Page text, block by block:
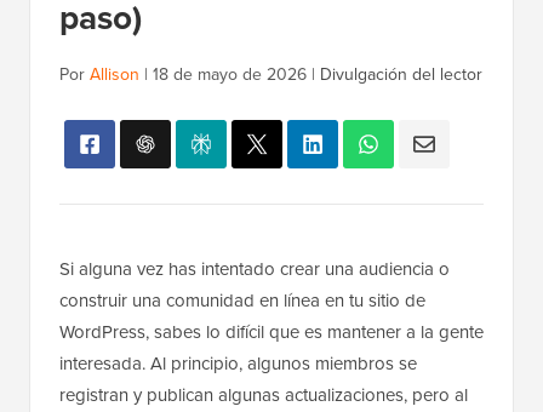
paso)
PorAllison | 18 de mayo de 2026 | Divulgación del lector
Si alguna vez has intentado crear una audiencia o
construir una comunidad en línea en tu sitio de
WordPress, sabes lo difícil que es mantener a la gente
interesada. Al principio, algunos miembros se
registran y publican algunas actualizaciones, pero al